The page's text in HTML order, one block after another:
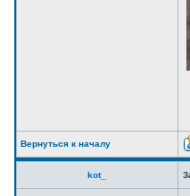
Вернуться к началу
kot_